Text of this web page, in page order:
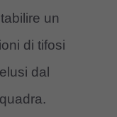
un
di tifosi
dal